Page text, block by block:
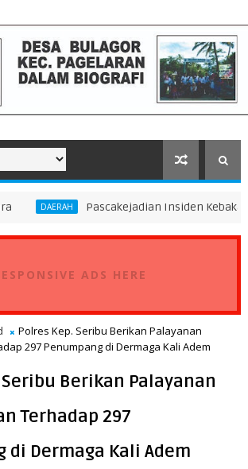
Pascakejadian Insiden Kebakaran KMP
ADS HERE
Polres Kep. Seribu Berikan Palayanan
297 Penumpang di Dermaga Kali Adem
Seribu Berikan Palayanan
Terhadap 297
di Dermaga Kali Adem